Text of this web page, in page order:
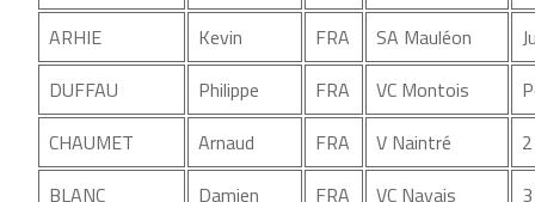
ARHIE Kevin FRA SA Mauléon
DUFFAU
Philippe FRA VC Montois
CHAUMET
Arnaud FRA V Naintré
BLANC
Damien FRA VC Nayais